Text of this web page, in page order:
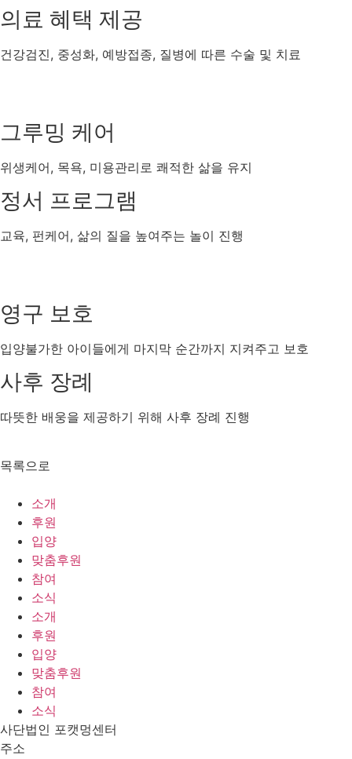
의료 혜택 제공
건강검진, 중성화, 예방접종, 질병에 따른 수술 및 치료
그루밍 케어
위생케어, 목욕, 미용관리로 쾌적한 삶을 유지
정서 프로그램
교육, 펀케어, 삶의 질을 높여주는 놀이 진행
영구 보호
입양불가한 아이들에게 마지막 순간까지 지켜주고 보호
사후 장례
따뜻한 배웅을 제공하기 위해 사후 장례 진행
목록으로
소개
후원
입양
맞춤후원
참여
소식
소개
후원
입양
맞춤후원
참여
소식
사단법인 포캣멍센터
주소